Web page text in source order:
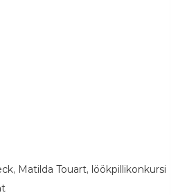
Matilda Touart, löökpillikonkursi